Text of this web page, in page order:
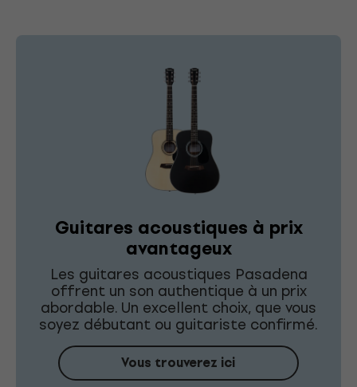
Guitares acoustiques à prix
avantageux
Les guitares acoustiques Pasadena
offrent un son authentique à un prix
abordable. Un excellent choix, que vous
soyez débutant ou guitariste confirmé.
Vous trouverez ici